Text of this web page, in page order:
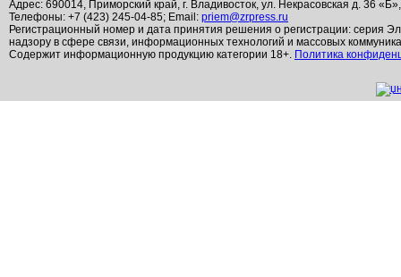
Адрес: 690014, Приморский край, г. Владивосток, ул. Некрасовская д. 36
Телефоны: +7 (423) 245-04-85; Email: priem@zrpress.ru
Регистрационный номер и дата принятия решения о регистрации: серия
надзору в сфере связи, информационных технологий и массовых
Содержит информационную продукцию категории 18+. Политика